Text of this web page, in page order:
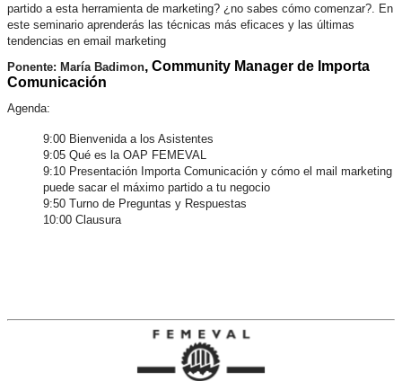
partido a esta herramienta de marketing? ¿no sabes cómo comenzar?. En
este seminario aprenderás las técnicas más eficaces y las últimas
tendencias en email marketing
Ponente: María Badimon, Community Manager de Importa
Comunicación
Agenda:
9:00 Bienvenida a los Asistentes
9:05 Qué es la OAP FEMEVAL
9:10 Presentación Importa Comunicación y cómo el mail marketing
puede sacar el máximo partido a tu negocio
9:50 Turno de Preguntas y Respuestas
10:00 Clausura